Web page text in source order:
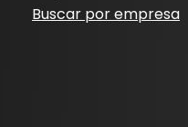
Buscar por empresa